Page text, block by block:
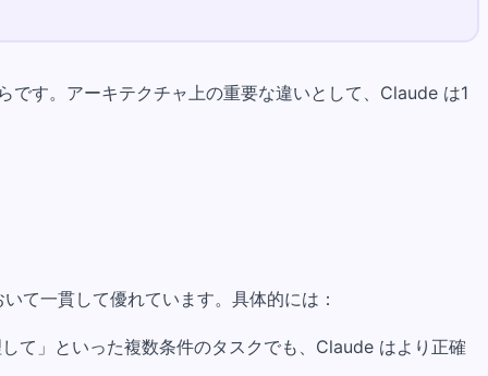
す。アーキテクチャ上の重要な違いとして、Claude は1
て一貫して優れています。具体的には：
て」といった複数条件のタスクでも、Claude はより正確